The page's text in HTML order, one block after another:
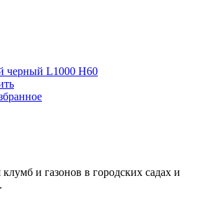
черный L1000 H60
и газонов в городских садах и